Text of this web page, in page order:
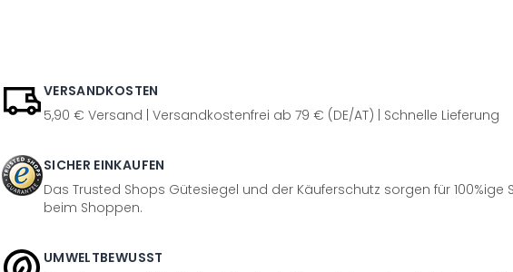
VERSANDKOSTEN
5,90 € Versand | Versandkostenfrei ab 79 € (DE/AT) | Schnelle Lieferung
SICHER EINKAUFEN
Das Trusted Shops Gütesiegel und der Käuferschutz sorgen für 100%ige
beim Shoppen.
UMWELTBEWUSST